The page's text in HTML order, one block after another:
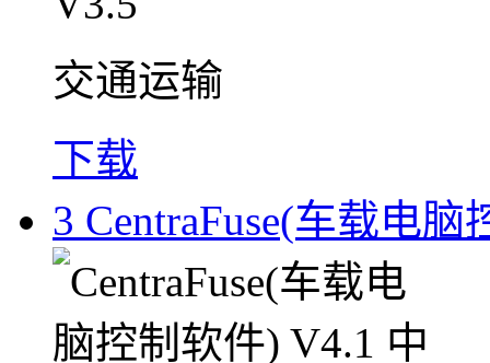
交通运输
下载
3 CentraFuse(车载电